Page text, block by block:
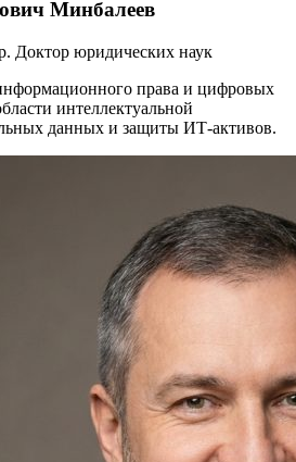
Минбалеев
Доктор юридических наук
права и цифровых
интеллектуальной
данных и защиты ИТ-активов.